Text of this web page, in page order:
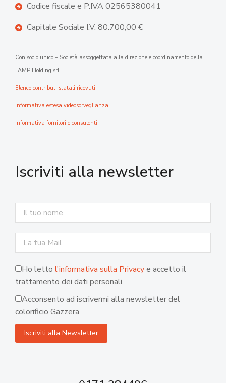
Codice fiscale e P.IVA 02565380041
Capitale Sociale I.V. 80.700,00 €
Con socio unico – Società assoggettata alla direzione e coordinamento della
FAMP Holding srl
Elenco contributi statali ricevuti
Informativa estesa videosorveglianza
Informativa fornitori e consulenti
Iscriviti alla newsletter
Ho letto l'informativa sulla Privacye accetto il
trattamento dei dati personali.
Acconsento ad iscrivermi alla newsletter del
colorificio Gazzera